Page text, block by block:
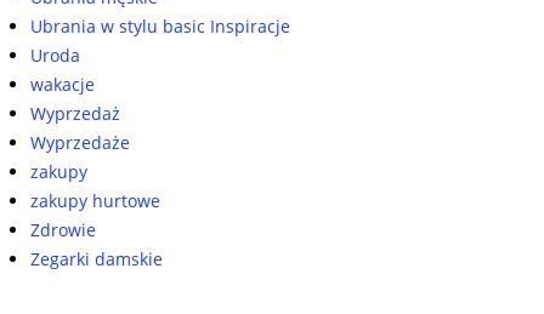
Ubrania w stylu basic Inspiracje
Uroda
wakacje
Wyprzedaż
Wyprzedaże
zakupy
zakupy hurtowe
Zdrowie
Zegarki damskie